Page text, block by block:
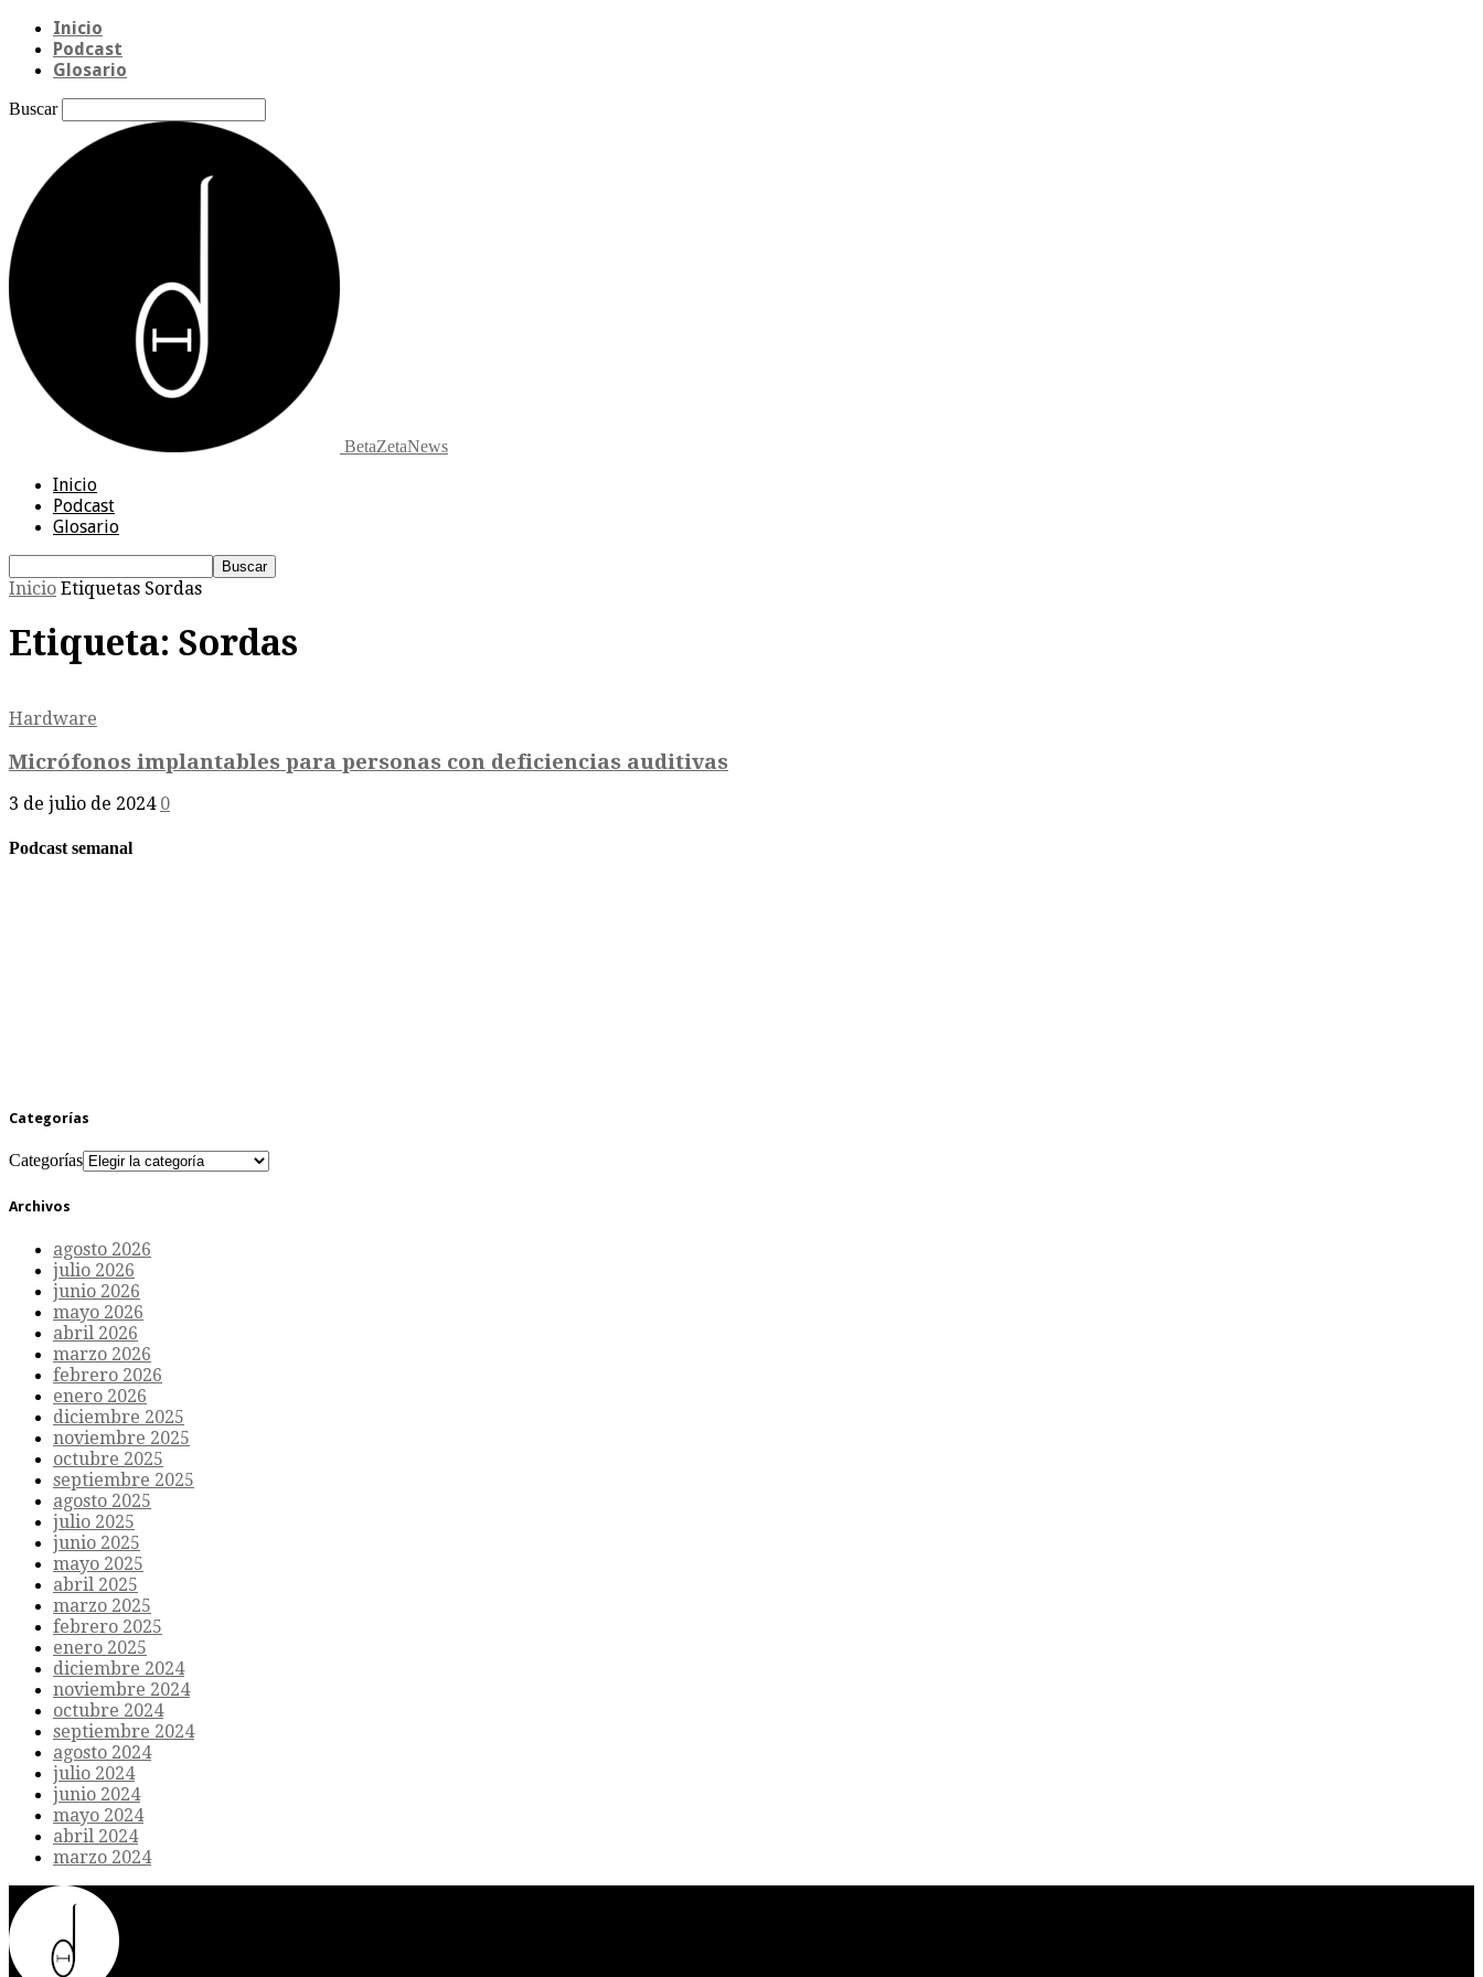
Inicio
Podcast
Glosario
Buscar
BetaZetaNews
Inicio
Podcast
Glosario
Inicio Etiquetas Sordas
Etiqueta: Sordas
Hardware
Micrófonos implantables para personas con deficiencias auditivas
3 de julio de 2024 0
Podcast semanal
Categorías
Categorías
Archivos
agosto 2026
julio 2026
junio 2026
mayo 2026
abril 2026
marzo 2026
febrero 2026
enero 2026
diciembre 2025
noviembre 2025
octubre 2025
septiembre 2025
agosto 2025
julio 2025
junio 2025
mayo 2025
abril 2025
marzo 2025
febrero 2025
enero 2025
diciembre 2024
noviembre 2024
octubre 2024
septiembre 2024
agosto 2024
julio 2024
junio 2024
mayo 2024
abril 2024
marzo 2024